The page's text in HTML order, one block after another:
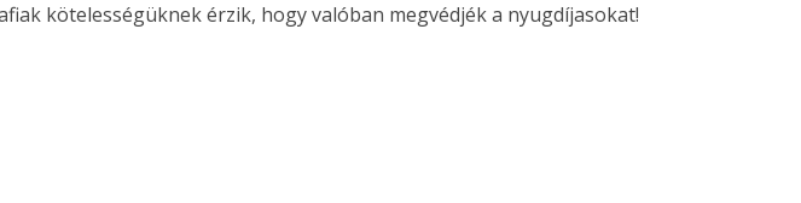
kötelességüknek érzik, hogy valóban megvédjék a nyugdíjasokat!